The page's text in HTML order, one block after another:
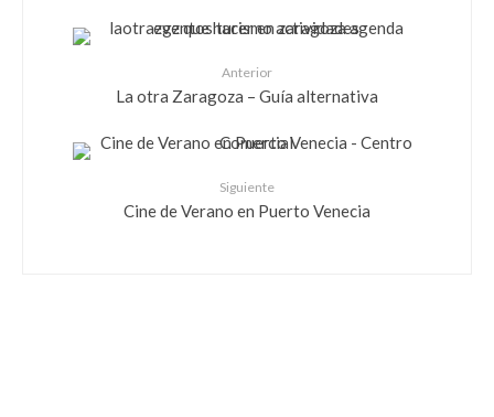
Anterior
La otra Zaragoza – Guía alternativa
Siguiente
Cine de Verano en Puerto Venecia